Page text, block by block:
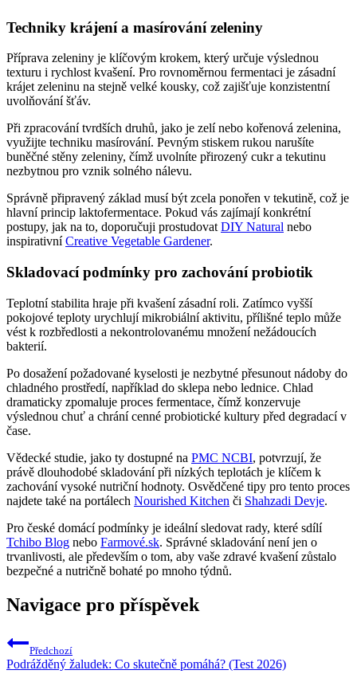
Techniky krájení a masírování zeleniny
Příprava zeleniny je klíčovým krokem, který určuje výslednou
texturu i rychlost kvašení. Pro rovnoměrnou fermentaci je zásadní
krájet zeleninu na stejně velké kousky, což zajišťuje konzistentní
uvolňování šťáv.
Při zpracování tvrdších druhů, jako je zelí nebo kořenová zelenina,
využijte techniku masírování. Pevným stiskem rukou narušíte
buněčné stěny zeleniny, čímž uvolníte přirozený cukr a tekutinu
nezbytnou pro vznik solného nálevu.
Správně připravený základ musí být zcela ponořen v tekutině, což je
hlavní princip laktofermentace. Pokud vás zajímají konkrétní
postupy, jak na to, doporučuji prostudovat DIY Natural nebo
inspirativníCreative Vegetable Gardener.
Skladovací podmínky pro zachování probiotik
Teplotní stabilita hraje při kvašení zásadní roli. Zatímco vyšší
pokojové teploty urychlují mikrobiální aktivitu, přílišné teplo může
vést k rozbředlosti a nekontrolovanému množení nežádoucích
bakterií.
Po dosažení požadované kyselosti je nezbytné přesunout nádoby do
chladného prostředí, například do sklepa nebo lednice. Chlad
dramaticky zpomaluje proces fermentace, čímž konzervuje
výslednou chuť a chrání cenné probiotické kultury před degradací v
čase.
Vědecké studie, jako ty dostupné na PMC NCBI, potvrzují, že
právě dlouhodobé skladování při nízkých teplotách je klíčem k
zachování vysoké nutriční hodnoty. Osvědčené tipy pro tento proces
najdete také na portálech Nourished Kitchen či Shahzadi Devje.
Pro české domácí podmínky je ideální sledovat rady, které sdílí
Tchibo Blog nebo Farmové.sk. Správné skladování není jen o
trvanlivosti, ale především o tom, aby vaše zdravé kvašení zůstalo
bezpečné a nutričně bohaté po mnoho týdnů.
Navigace pro příspěvek
Předchozí
Podrážděný žaludek: Co skutečně pomáhá? (Test 2026)